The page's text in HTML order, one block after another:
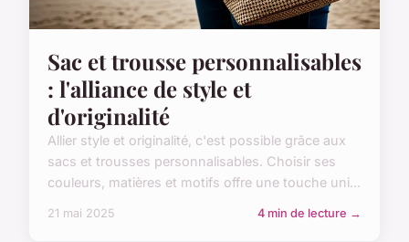
Sac et trousse personnalisables
: l'alliance de style et
d'originalité
Allier style et originalité, c'est possible grâce aux
sacs et trousses personnalisables. Choisir ses
couleurs, matières et motifs offre une touche uni...
21 mai 2025 4 min de lecture →